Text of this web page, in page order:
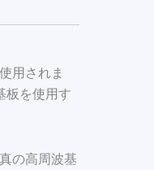
用されま
板を使用す
の高周波基